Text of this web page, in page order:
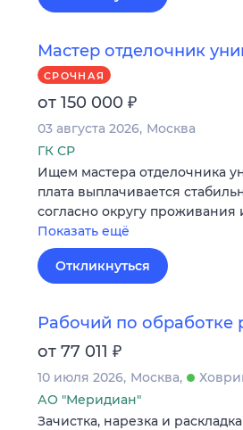
Мастер отделочник
СРОЧНАЯ
от 150 000 ₽
03 августа 2026 Москва
ГК СР
Ищем мастера отделочника
плата выплачивается
согласно округу проживания
Показать ещё
Откликнуться
Рабочий по обработке
от 77 011 ₽
10 июля 2026 Москва
АО "Меридиан"
Зачистка, нарезка и